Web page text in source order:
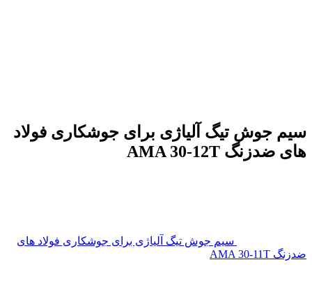
سیم جوش تیگ آلیاژی برای جوشکاری فولاد
های ضدزنگ AMA 30-12T
سیم جوش تیگ آلیاژی برای جوشکاری فولاد های
ضدزنگ AMA 30-11T